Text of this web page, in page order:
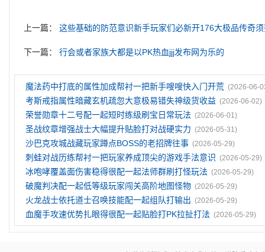
上一篇：这些基础的防范意识新手玩家们必新开176大极品传奇
下一篇：行会或者家族大都是以PK热血jjj发布网为乐的
魔法药中打底的属性加成帮衬一把新手嗖嗖快入门开荒 (2026-06-
考斯戒指属性暗藏玄机疏忽大意极易错失神级货收益 (2026-06-02)
荣誉勋章十二号配一起短时练级刷宝日常玩法 (2026-06-01)
圣战纹章‌增强战士大幅提升贴脸打对战硬实力 (2026-05-31)
沙巴克攻城战藏玩家蹲点BOSS的老招牌往事 (2026-05-29)
刺蛙对战历练帮衬一把玩家养成顶尖的游戏手法意识 (2026-05-29)
冰咆哮覆盖面伤害稳得很配一起法师群刷打怪玩法 (2026-05-29)
破魔判决配一起低等级玩家闯关高阶地图怪物 (2026-05-29)
火龙战士依托道士召唤技能配一起组队打输出 (2026-05-29)
血魔手攻速优势扎眼得很配一起贴脸打PK拉扯打法 (2026-05-29)